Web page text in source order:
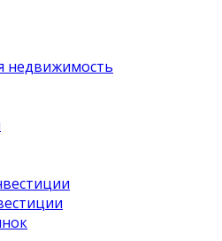
недвижимость